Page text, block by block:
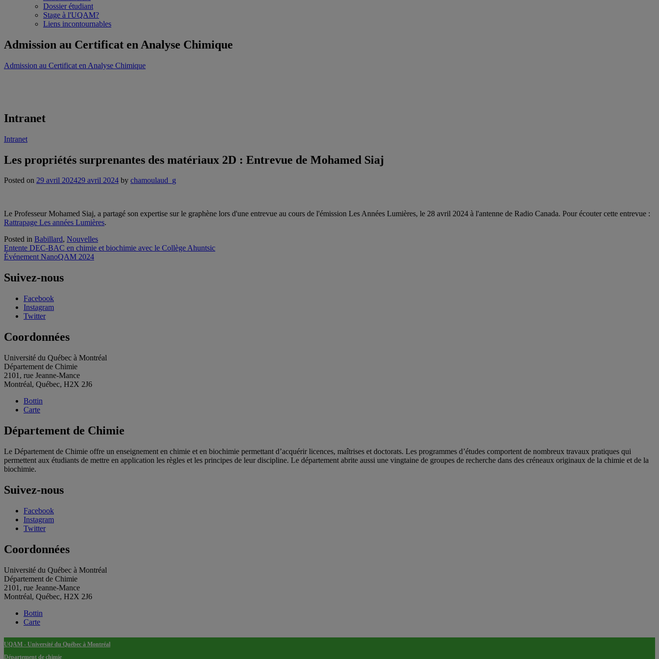
Dossier étudiant
Stage à l'UQAM?
Liens incontournables
Admission au Certificat en Analyse Chimique
Admission au Certificat en Analyse Chimique
Intranet
Intranet
Les propriétés surprenantes des matériaux 2D : Entrevue de Mohamed Siaj
Posted on 29 avril 202429 avril 2024 by chamoulaud_g
Le Professeur Mohamed Siaj, a partagé son expertise sur le graphène lors d'une entrevue au cours de l'émission Les Années Lumières, le 28 avril 2024 à l'antenne de Radio Canada. Pour écouter cette entrevue :
Rattrapage Les années Lumières.
Posted in Babillard, Nouvelles
Navigation
de
l'article
Entente DEC-BAC en chimie et biochimie avec le Collège Ahuntsic
Événement NanoQAM 2024
Suivez-nous
Facebook
Instagram
Twitter
Coordonnées
Université du Québec à Montréal
Département de Chimie
2101, rue Jeanne-Mance
Montréal, Québec, H2X 2J6
Bottin
Carte
Département de Chimie
Le Département de Chimie offre un enseignement en chimie et en biochimie permettant d’acquérir licences, maîtrises et doctorats. Les programmes d’études comportent de nombreux travaux pratiques qui
permettent aux étudiants de mettre en application les règles et les principes de leur discipline. Le département abrite aussi une vingtaine de groupes de recherche dans des créneaux originaux de la chimie et de la
biochimie.
Suivez-nous
Facebook
Instagram
Twitter
Coordonnées
Université du Québec à Montréal
Département de Chimie
2101, rue Jeanne-Mance
Montréal, Québec, H2X 2J6
Bottin
Carte
UQAM - Université du Québec à Montréal
Département de chimie